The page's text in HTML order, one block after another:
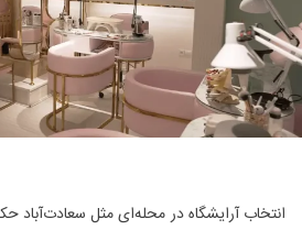
انتخاب آرایشگاه در محله‌ای مثل سعادت‌آباد